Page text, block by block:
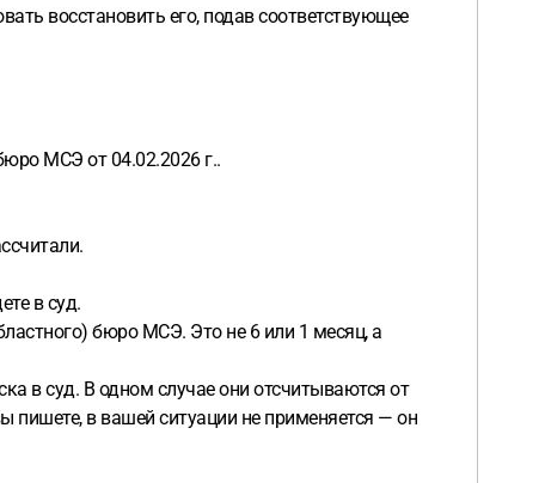
восстановить его, подав соответствующее
МСЭ от 04.02.2026 г..
в суд.
бюро МСЭ. Это не 6 или 1 месяц, а
в суд. В одном случае они отсчитываются от
в вашей ситуации не применяется — он